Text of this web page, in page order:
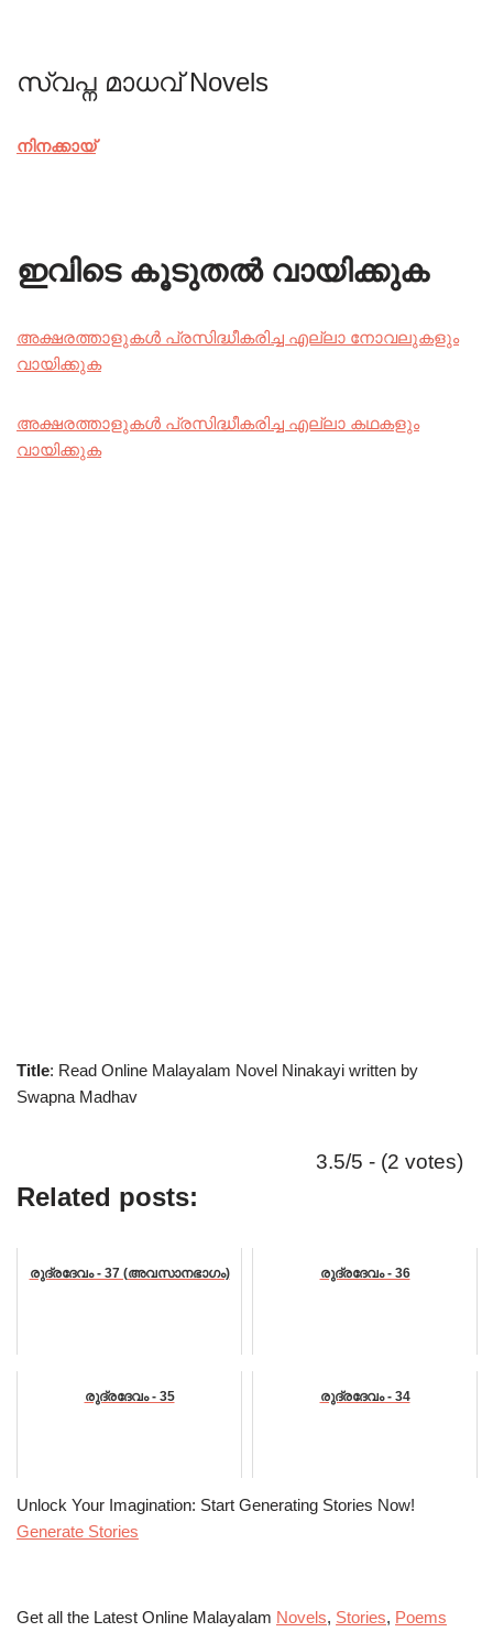
സ്വപ്ന മാധവ് Novels
നിനക്കായ്
ഇവിടെ കൂടുതൽ വായിക്കുക
അക്ഷരത്താളുകൾ പ്രസിദ്ധീകരിച്ച എല്ലാ നോവലുകളും
വായിക്കുക
അക്ഷരത്താളുകൾ പ്രസിദ്ധീകരിച്ച എല്ലാ കഥകളും
വായിക്കുക
Title: Read Online Malayalam Novel Ninakayi written by
Swapna Madhav
3.5/5 - (2 votes)
Related posts:
രുദ്രദേവം - 37 (അവസാനഭാഗം) രുദ്രദേവം - 36
രുദ്രദേവം - 35 രുദ്രദേവം - 34
Unlock Your Imagination: Start Generating Stories Now!
Generate Stories
Get all the Latest Online Malayalam Novels, Stories, Poems